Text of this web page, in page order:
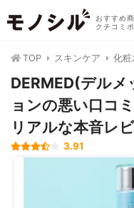
おすすめ
クチコミ
TOP スキンケア 化粧
DERMED(デル
ョンの悪い口コ
リアルな本音レ
3.91